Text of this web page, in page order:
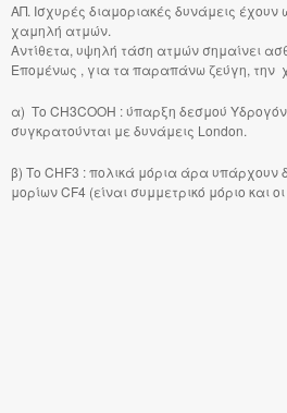
ΑΠ. Ισχυρές διαμοριακές δυνάμεις
χαμηλή ατμών.
Αντίθετα, υψηλή τάση ατμών σημαίνει
Επομένως , για τα παραπάνω ζεύγη, την
α) Το CH3COOH : ύπαρξη δεσμού
συγκρατούνται με δυνάμεις London.
β) Το CHF3 : πολικά μόρια άρα υπάρχουν
μορίων CF4 (είναι συμμετρικό μόριο και